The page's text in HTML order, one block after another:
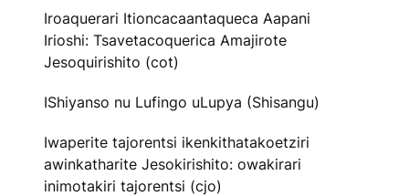
Iroaquerari Itioncacaantaqueca Aapani
Irioshi: Tsavetacoquerica Amajirote
Jesoquirishito (cot)
IShiyanso nu Lufingo uLupya (Shisangu)
Iwaperite tajorentsi ikenkithatakoetziri
awinkatharite Jesokirishito: owakirari
inimotakiri tajorentsi (cjo)